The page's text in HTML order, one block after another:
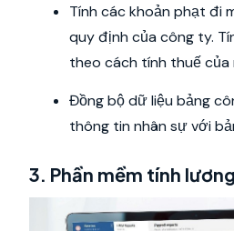
Tính các khoản phạt đi
quy định của công ty.
theo cách tính thuế của
Đồng bộ dữ liệu bảng
thông tin nhân sự với
3. Phần mềm tính